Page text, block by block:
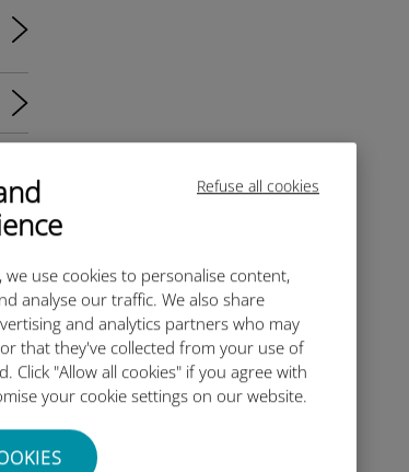
Refuse all cookies
use cookies to personalise content,
analyse our traffic. We also share
and analytics partners who may
that they've collected from your use of
Click "Allow all cookies" if you agree with
your cookie settings on our website.